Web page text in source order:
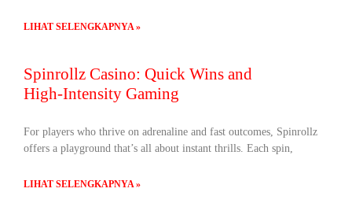
LIHAT SELENGKAPNYA »
Spinrollz Casino: Quick Wins and
High‑Intensity Gaming
For players who thrive on adrenaline and fast outcomes, Spinrollz
offers a playground that’s all about instant thrills. Each spin,
LIHAT SELENGKAPNYA »